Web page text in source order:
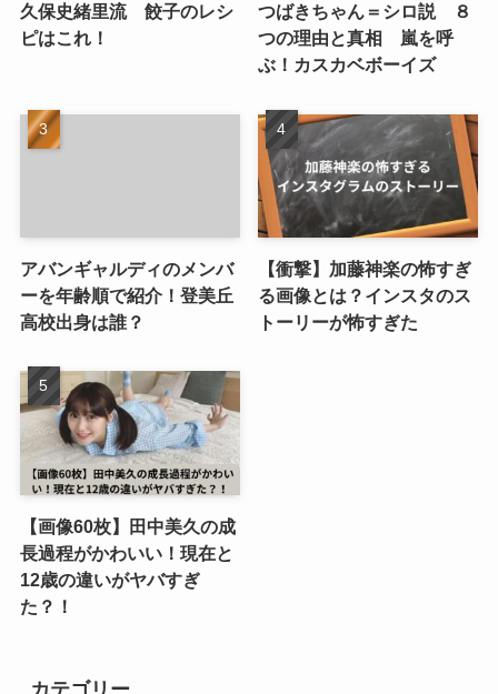
久保史緒里流 餃子のレシ
ピはこれ！
つばきちゃん＝シロ説 ８
つの理由と真相 嵐を呼
ぶ！カスカベボーイズ
アバンギャルディのメンバ
ーを年齢順で紹介！登美丘
高校出身は誰？
【衝撃】加藤神楽の怖すぎ
る画像とは？インスタのス
トーリーが怖すぎた
【画像60枚】田中美久の成
長過程がかわいい！現在と
12歳の違いがヤバすぎ
た？！